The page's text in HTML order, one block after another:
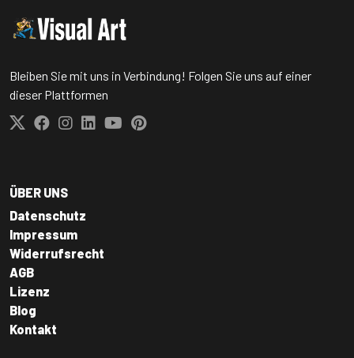
Bleiben Sie mit uns in Verbindung! Folgen Sie uns auf einer
dieser Plattformen
ÜBER UNS
Datenschutz
Impressum
Widerrufsrecht
AGB
Lizenz
Blog
Kontakt